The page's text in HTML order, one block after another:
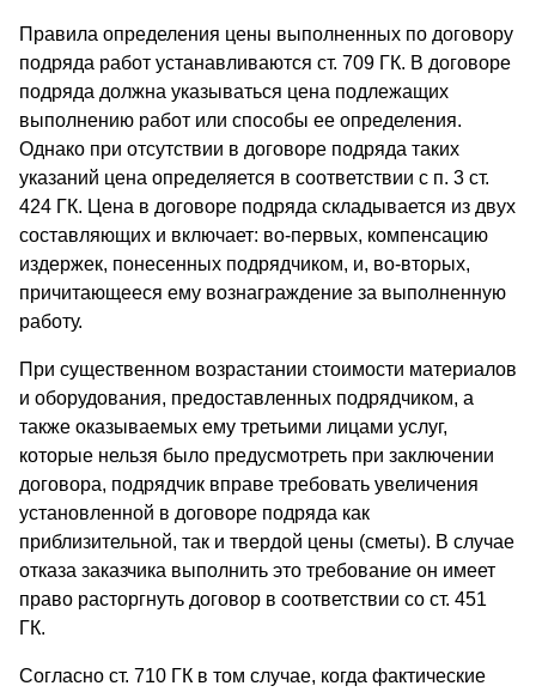
Правила определения цены выполненных по договору
подряда работ устанавливаются ст. 709 ГК. В договоре
подряда должна указываться цена подлежащих
выполнению работ или способы ее определения.
Однако при отсутствии в договоре подряда таких
указаний цена определяется в соответствии с п. 3 ст.
424 ГК. Цена в договоре подряда складывается из двух
составляющих и включает: во-первых, компенсацию
издержек, понесенных подрядчиком, и, во-вторых,
причитающееся ему вознаграждение за выполненную
работу.
При существенном возрастании стоимости материалов
и оборудования, предоставленных подрядчиком, а
также оказываемых ему третьими лицами услуг,
которые нельзя было предусмотреть при заключении
договора, подрядчик вправе требовать увеличения
установленной в договоре подряда как
приблизительной, так и твердой цены (сметы). В случае
отказа заказчика выполнить это требование он имеет
право расторгнуть договор в соответствии со ст. 451
ГК.
Согласно ст. 710 ГК в том случае, когда фактические